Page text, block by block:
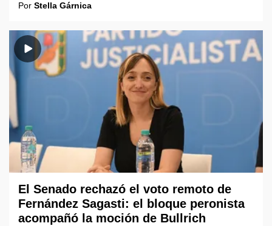
Por Stella Gárnica
El Senado rechazó el voto remoto de
Fernández Sagasti: el bloque peronista
acompañó la moción de Bullrich